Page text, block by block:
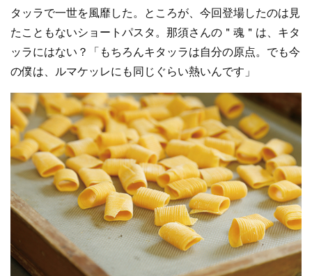
タッラで一世を風靡した。ところが、今回登場したのは見
たこともないショートパスタ。那須さんの＂魂＂は、キタ
ッラにはない？「もちろんキタッラは自分の原点。でも今
の僕は、ルマケッレにも同じぐらい熱いんです」